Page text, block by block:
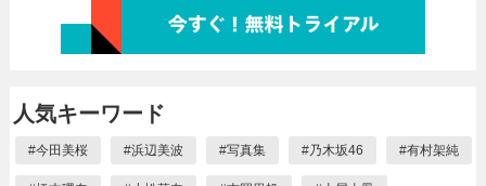
人気キーワード
#今田美桜 #浜辺美波 #写真集 #乃木坂46 #有村架純